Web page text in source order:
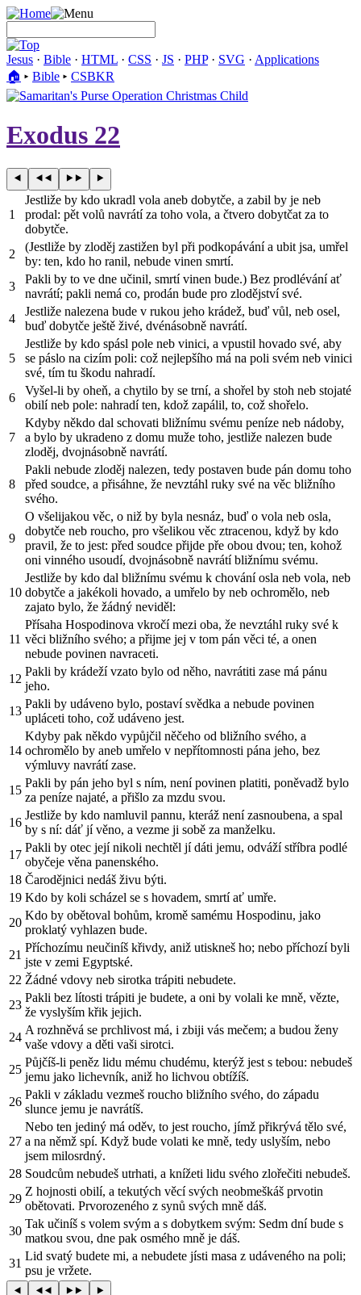
Jesus · Bible · HTML · CSS · JS · PHP· SVG · Applications
🏠︎ ▸ Bible ▸ CSBKR
Exodus 22
1
Jestliže by kdo ukradl vola aneb dobytče, a zabil by je neb
prodal: pět volů navrátí za toho vola, a čtvero dobytčat za to
dobytče.
2
(Jestliže by zloděj zastižen byl při podkopávání a ubit jsa, umřel
by: ten, kdo ho ranil, nebude vinen smrtí.
3
Pakli by to ve dne učinil, smrtí vinen bude.) Bez prodlévání ať
navrátí; pakli nemá co, prodán bude pro zlodějství své.
4
Jestliže nalezena bude v rukou jeho krádež, buď vůl, neb osel,
buď dobytče ještě živé, dvénásobně navrátí.
5
Jestliže by kdo spásl pole neb vinici, a vpustil hovado své, aby
se páslo na cizím poli: což nejlepšího má na poli svém neb vinici
své, tím tu škodu nahradí.
6
Vyšel-li by oheň, a chytilo by se trní, a shořel by stoh neb stojaté
obilí neb pole: nahradí ten, kdož zapálil, to, což shořelo.
7
Kdyby někdo dal schovati bližnímu svému peníze neb nádoby,
a bylo by ukradeno z domu muže toho, jestliže nalezen bude
zloděj, dvojnásobně navrátí.
8
Pakli nebude zloděj nalezen, tedy postaven bude pán domu toho
před soudce, a přisáhne, že nevztáhl ruky své na věc bližního
svého.
9
O všelijakou věc, o niž by byla nesnáz, buď o vola neb osla,
dobytče neb roucho, pro všelikou věc ztracenou, když by kdo
pravil, že to jest: před soudce přijde pře obou dvou; ten, kohož
oni vinného usoudí, dvojnásobně navrátí bližnímu svému.
10
Jestliže by kdo dal bližnímu svému k chování osla neb vola, neb
dobytče a jakékoli hovado, a umřelo by neb ochromělo, neb
zajato bylo, že žádný neviděl:
11
Přísaha Hospodinova vkročí mezi oba, že nevztáhl ruky své k
věci bližního svého; a přijme jej v tom pán věci té, a onen
nebude povinen navraceti.
12
Pakli by krádeží vzato bylo od něho, navrátiti zase má pánu
jeho.
13
Pakli by udáveno bylo, postaví svědka a nebude povinen
upláceti toho, což udáveno jest.
14
Kdyby pak někdo vypůjčil něčeho od bližního svého, a
ochromělo by aneb umřelo v nepřítomnosti pána jeho, bez
výmluvy navrátí zase.
15
Pakli by pán jeho byl s ním, není povinen platiti, poněvadž bylo
za peníze najaté, a přišlo za mzdu svou.
16
Jestliže by kdo namluvil pannu, kteráž není zasnoubena, a spal
by s ní: dáť jí věno, a vezme ji sobě za manželku.
17
Pakli by otec její nikoli nechtěl jí dáti jemu, odváží stříbra podlé
obyčeje věna panenského.
18 Čarodějnici nedáš živu býti.
19 Kdo by koli scházel se s hovadem, smrtí ať umře.
20
Kdo by obětoval bohům, kromě samému Hospodinu, jako
proklatý vyhlazen bude.
21
Příchozímu neučiníš křivdy, aniž utiskneš ho; nebo příchozí byli
jste v zemi Egyptské.
22 Žádné vdovy neb sirotka trápiti nebudete.
23
Pakli bez lítosti trápiti je budete, a oni by volali ke mně, vězte,
že vyslyším křik jejich.
24
A rozhněvá se prchlivost má, i zbiji vás mečem; a budou ženy
vaše vdovy a děti vaši sirotci.
25
Půjčíš-li peněz lidu mému chudému, kterýž jest s tebou: nebudeš
jemu jako lichevník, aniž ho lichvou obtížíš.
26
Pakli v základu vezmeš roucho bližního svého, do západu
slunce jemu je navrátíš.
27
Nebo ten jediný má oděv, to jest roucho, jímž přikrývá tělo své,
a na němž spí. Když bude volati ke mně, tedy uslyším, nebo
jsem milosrdný.
28 Soudcům nebudeš utrhati, a knížeti lidu svého zlořečiti nebudeš.
29
Z hojnosti obilí, a tekutých věcí svých neobmeškáš prvotin
obětovati. Prvorozeného z synů svých mně dáš.
30
Tak učiníš s volem svým a s dobytkem svým: Sedm dní bude s
matkou svou, dne pak osmého mně je dáš.
31
Lid svatý budete mi, a nebudete jísti masa z udáveného na poli;
psu je vržete.